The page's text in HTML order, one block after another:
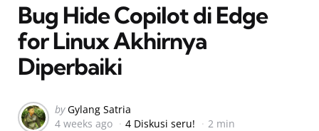
Bug Hide Copilot di Edge
for Linux Akhirnya
Diperbaiki
Posted
by
by Gylang Satria
4 weeks ago
4 Diskusi seru! 2 min